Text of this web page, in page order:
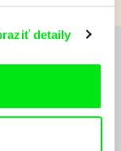
detaily
o novinkách v